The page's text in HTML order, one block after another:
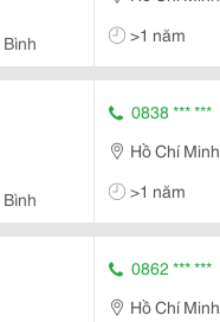
>1 năm
0838 *** ***
Hồ Chí Minh
>1 năm
0862 *** ***
Hồ Chí Minh